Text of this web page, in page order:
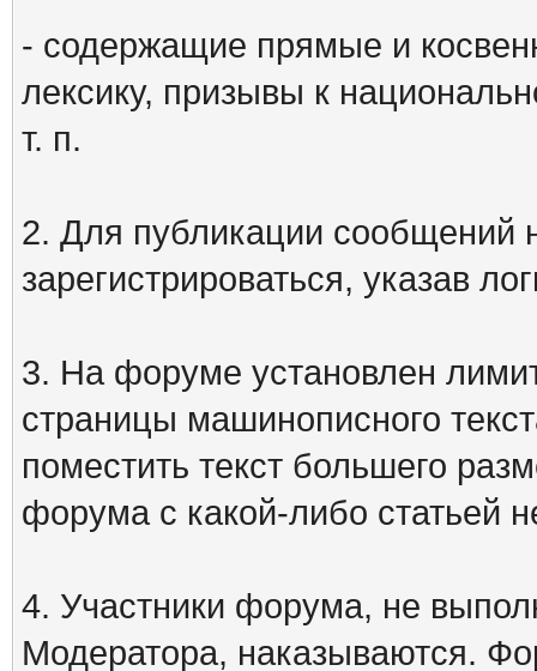
- содержащие прямые и
лексику, призывы к
т. п.
2. Для публикации сообщений
зарегистрироваться, указав
3. На форуме установлен
страницы машинописного
поместить текст большего
форума с какой-либо статьей
4. Участники форума, не
Модератора, наказываются.